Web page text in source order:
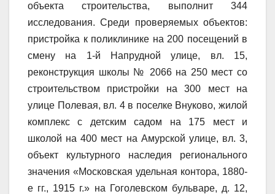
объекта строительства, выполнит 344
исследования. Среди проверяемых объектов:
пристройка к поликлинике на 200 посещений в
смену на 1-й Напрудной улице, вл. 15,
реконструкция школы № 2066 на 250 мест со
строительством пристройки на 300 мест на
улице Полевая, вл. 4 в поселке Внуково, жилой
комплекс с детским садом на 175 мест и
школой на 400 мест на Амурской улице, вл. 3,
объект культурного наследия регионального
значения «Московская удельная контора, 1880-
е гг., 1915 г.» на Гоголевском бульваре, д. 12,